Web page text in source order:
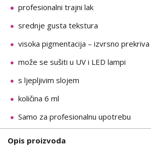
profesionalni trajni lak
srednje gusta tekstura
visoka pigmentacija – izvrsno
može se sušiti u UV i LED lampi
s ljepljivim slojem
količina 6 ml
Samo za profesionalnu upotrebu
Opis proizvoda